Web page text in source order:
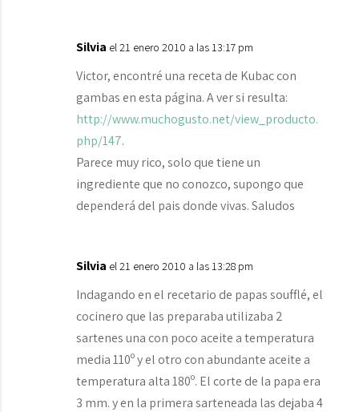
Silvia el 21 enero 2010 a las 13:17 pm
Victor, encontré una receta de Kubac con
gambas en esta página. A ver si resulta:
http://www.muchogusto.net/view_producto.
php/147.
Parece muy rico, solo que tiene un
ingrediente que no conozco, supongo que
dependerá del pais donde vivas. Saludos
Silvia el 21 enero 2010 a las 13:28 pm
Indagando en el recetario de papas soufflé, el
cocinero que las preparaba utilizaba 2
sartenes una con poco aceite a temperatura
media 110º y el otro con abundante aceite a
temperatura alta 180º. El corte de la papa era
3 mm. y en la primera sarteneada las dejaba 4